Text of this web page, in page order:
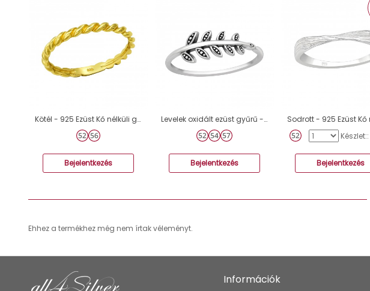
Kötél - 925 Ezüst Kő nélküli gyűrűk A4S38525
Bejelentkezés
Levelek oxidált ezüst gyűrű - 925 Ezüst Kő Nélküli Gyűrűk A4S45233
Bejelentkezés
Készlet::
Bejelentkezés
Ehhez a termékhez még nem írtak véleményt.
Információk